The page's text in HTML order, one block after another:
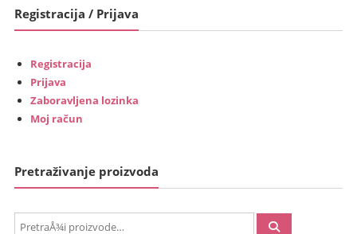
kn).
kn).
Registracija / Prijava
Registracija
Prijava
Zaboravljena lozinka
Moj račun
Pretraživanje proizvoda
PretraÅ¾i: